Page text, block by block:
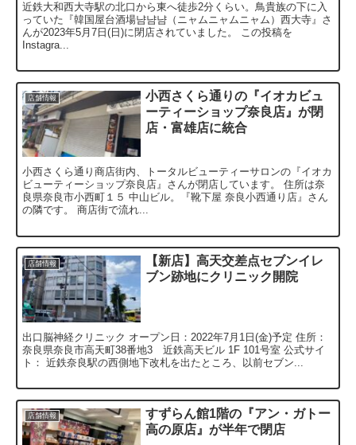
近鉄大和西大寺駅の北口から東へ徒歩2分くらい。鳥貴族の下に入
っていた『韓国屋台酒場냠냠냠（ニャムニャムニャム）西大寺』さ
んが2023年5月7日(日)に閉店されていました。 この投稿を
Instagra...
店舗情報
小西さくら通りの『イオカビュ
ーティーショップ奈良店』が閉
店・富雄店に統合
小西さくら通り商店街内、トータルビューティーサロンの『イオカ
ビューティーショップ奈良店』さんが閉店しています。 住所は奈
良県奈良市小西町１５ 中山ビル。『靴下屋 奈良小西通り店』さん
の隣です。 商店街で流れ...
店舗情報
【新店】高天交差点セブンイレ
ブン跡地にクリニック開院
出口脳神経クリニック オープン日：2022年7月1日(金)予定 住所：
奈良県奈良市高天町38番地3 近鉄高天ビル 1F 101号室 公式サイ
ト： 近鉄奈良駅の西側地下改札を出たところ、以前セブン...
店舗情報
すずらん館1階の『アン・ガトー
高の原店』が半年で閉店